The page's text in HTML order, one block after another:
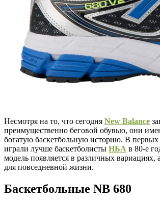
Несмотря на то, что сегодня New Balance
преимущественно беговой обувью, они
богатую баскетбольную историю. В
играли лучше баскетболисты НБА в 80-е
модель появляется в различных вариациях,
для повседневной жизни.
Баскетбольные NB 680